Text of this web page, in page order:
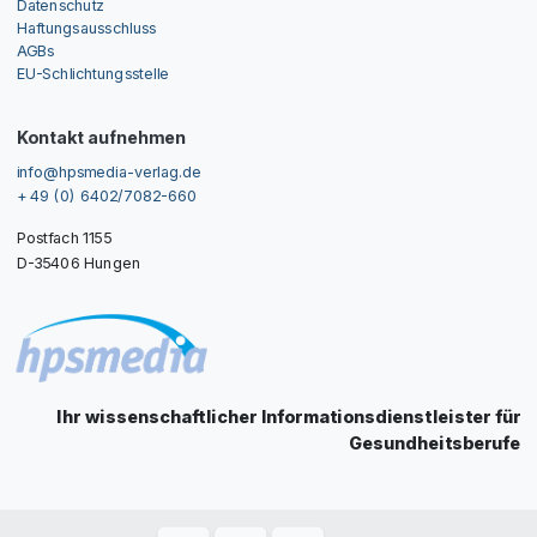
Datenschutz
Haftungsausschluss
AGBs
EU-Schlichtungsstelle
Kontakt aufnehmen
info@hpsmedia-verlag.de
+ 49 (0) 6402/7082-660
Postfach 1155
D-35406 Hungen
Ihr wissenschaftlicher Informationsdienstleister für
Gesundheitsberufe